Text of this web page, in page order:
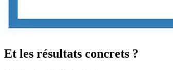
Et les résultats concrets ?